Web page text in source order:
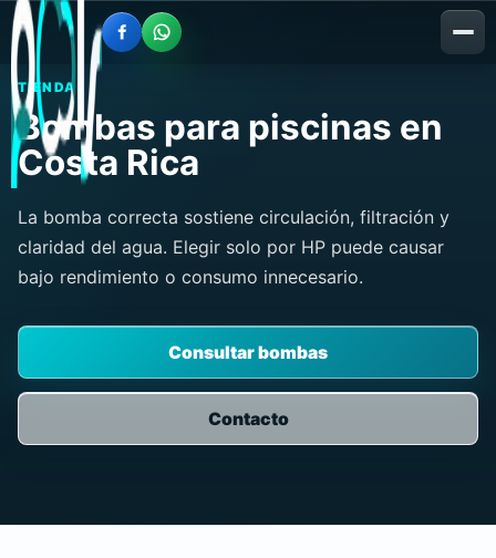
TIENDA
Bombas para piscinas en
Costa Rica
La bomba correcta sostiene circulación, filtración y
claridad del agua. Elegir solo por HP puede causar
bajo rendimiento o consumo innecesario.
Consultar bombas
Contacto